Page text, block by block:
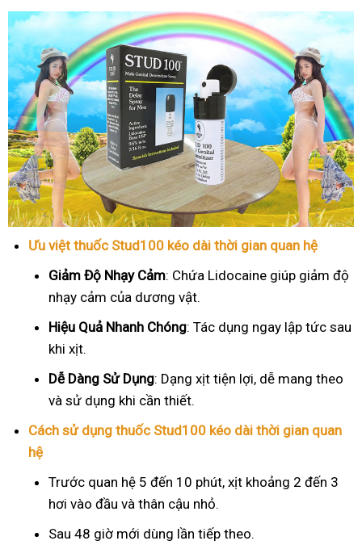
Ưu việt thuốc Stud100 kéo dài thời gian quan hệ
Giảm Độ Nhạy Cảm: Chứa Lidocaine giúp giảm độ
nhạy cảm của dương vật.
Hiệu Quả Nhanh Chóng: Tác dụng ngay lập tức sau
khi xịt.
Dễ Dàng Sử Dụng: Dạng xịt tiện lợi, dễ mang theo
và sử dụng khi cần thiết.
Cách sử dụng thuốc Stud100 kéo dài thời gian quan
hệ
Trước quan hệ 5 đến 10 phút, xịt khoảng 2 đến 3
hơi vào đầu và thân cậu nhỏ.
Sau 48 giờ mới dùng lần tiếp theo.